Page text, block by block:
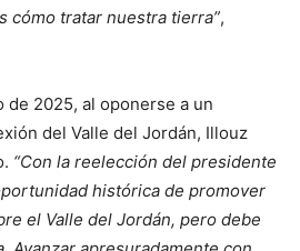
cómo tratar nuestra tierra”,
de 2025, al oponerse a un
del Valle del Jordán, Illouz
“Con la reelección del presidente
histórica de promover
el Valle del Jordán, pero debe